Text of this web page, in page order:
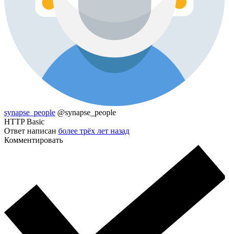
synapse_people @synapse_people
HTTP Basic
Ответ написан более трёх лет назад
Комментировать